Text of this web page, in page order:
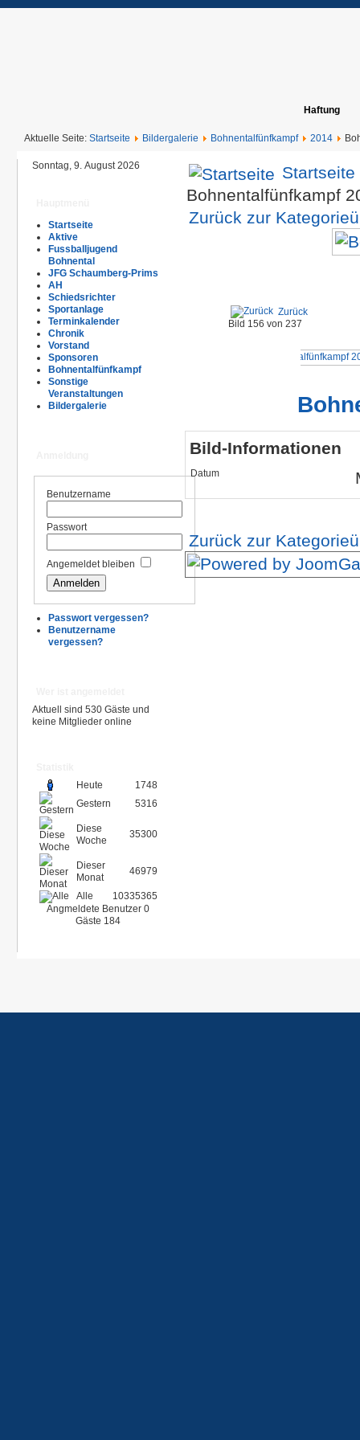
Haftung
Aktuelle Seite: Startseite Bildergalerie Bohnentalfünfkampf 2014
Sonntag, 9. August 2026
Startseite
Aktive
Fussballjugend
Bohnental
JFG Schaumberg-Prims
AH
Schiedsrichter
Sportanlage
Terminkalender
Chronik
Vorstand
Sponsoren
Bohnentalfünfkampf
Sonstige
Veranstaltungen
Bildergalerie
Benutzername
Passwort
Angemeldet bleiben
Passwort vergessen?
Benutzername
vergessen?
Aktuell sind 530 Gäste und
keine Mitglieder online
Heute
1748
Gestern
5316
Diese
Woche
35300
Dieser
Monat
46979
Alle
10335365
Angmeldete Benutzer 0
Gäste 184
Startseite
Bohnentalfünfkampf
Zurück zur
Zurück
Bild 156 von 237
Bild-Informationen
Datum
Zurück zur